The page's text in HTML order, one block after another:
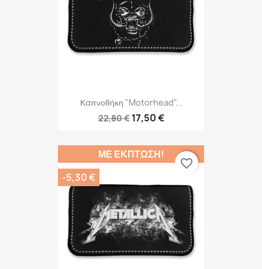
Καπνοθήκη "Motorhead"...
22,80 € 17,50 €
ΜΕ ΈΚΠΤΩΣΗ!
-5,30 €
favorite_border